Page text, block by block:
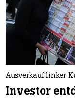
Ausverkauf linker
Investor